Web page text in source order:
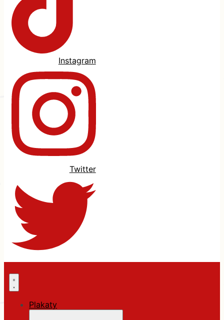
Instagram
Twitter
Plakaty